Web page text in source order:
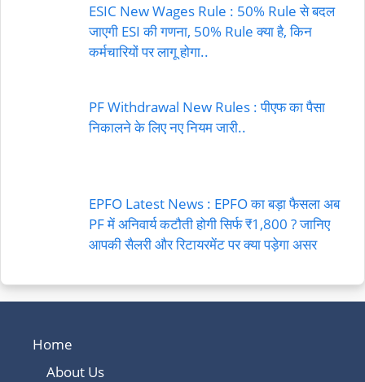
ESIC New Wages Rule : 50% Rule से बदल
जाएगी ESI की गणना, 50% Rule क्या है, किन
कर्मचारियों पर लागू होगा..
PF Withdrawal New Rules : पीएफ का पैसा
निकालने के लिए नए नियम जारी..
EPFO Latest News : EPFO का बड़ा फैसला अब
PF में अनिवार्य कटौती होगी सिर्फ ₹1,800 ? जानिए
आपकी सैलरी और रिटायरमेंट पर क्या पड़ेगा असर
Home
About Us